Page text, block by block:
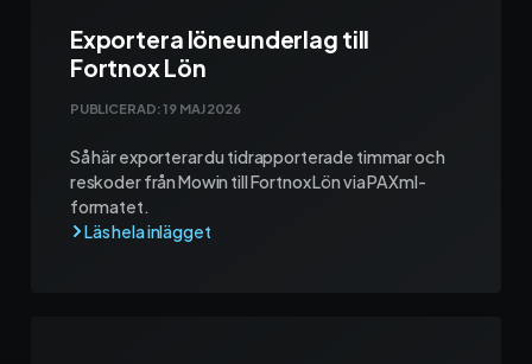
Exportera löneunderlag till
Fortnox Lön
PUBLICERAD:19 MAJ 2026
Så här exporterar du tidrapporterade timmar och
reskoder från Mowin till Fortnox Lön via PAXml-
formatet.